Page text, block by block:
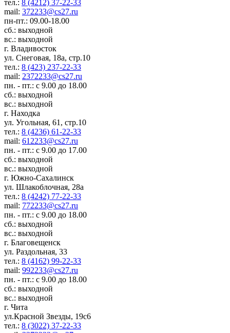
тел.: 8 (4212) 37-22-33
mail: 372233@cs27.ru
пн-пт.: 09.00-18.00
сб.: выходной
вс.: выходной
г. Владивосток
ул. Снеговая, 18а, стр.10
тел.: 8 (423) 237-22-33
mail: 2372233@cs27.ru
пн. - пт.: с 9.00 до 18.00
сб.: выходной
вс.: выходной
г. Находка
ул. Угольная, 61, стр.10
тел.: 8 (4236) 61-22-33
mail: 612233@cs27.ru
пн. - пт.: с 9.00 до 17.00
сб.: выходной
вс.: выходной
г. Южно-Сахалинск
ул. Шлакоблочная, 28а
тел.: 8 (4242) 77-22-33
mail: 772233@cs27.ru
пн. - пт.: с 9.00 до 18.00
сб.: выходной
вс.: выходной
г. Благовещенск
ул. Раздольная, 33
тел.: 8 (4162) 99-22-33
mail: 992233@cs27.ru
пн. - пт.: с 9.00 до 18.00
сб.: выходной
вс.: выходной
г. Чита
ул.Красной Звезды, 19с6
тел.: 8 (3022) 37-22-33